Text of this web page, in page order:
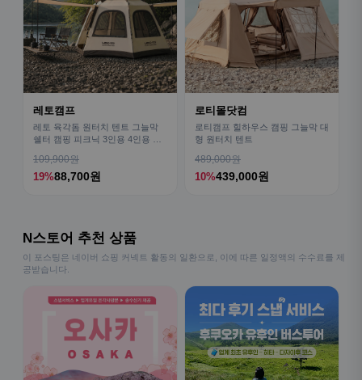
레토캠프
레토 육각돔 원터치 텐트 그늘막
쉘터 캠핑 피크닉 3인용 4인용 패
109,900원
19%88,700원
로티몰닷컴
로티캠프 힐하우스 캠핑 그늘막 대
형 원터치 텐트
489,000원
10%439,000원
N스토어 추천 상품
이 포스팅은 네이버 쇼핑 커넥트 활동의 일환으로, 이에 따른 일정액의 수수료를 제
공받습니다.